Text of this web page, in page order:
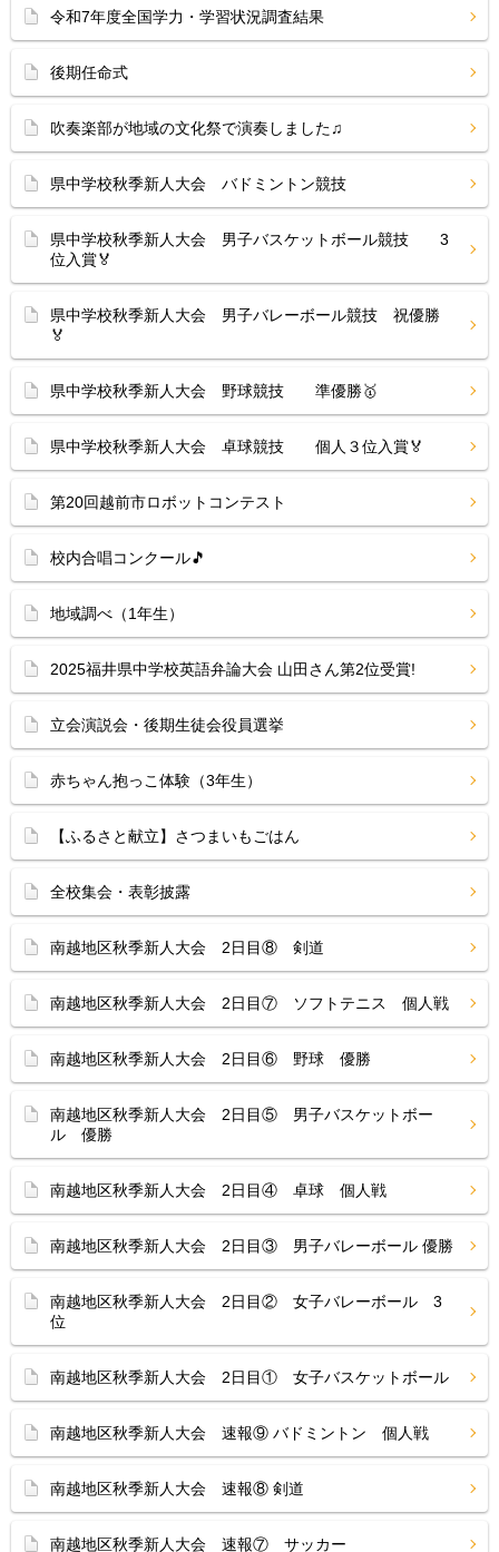
令和7年度全国学力・学習状況調査結果
後期任命式
吹奏楽部が地域の文化祭で演奏しました♫
県中学校秋季新人大会 バドミントン競技
県中学校秋季新人大会 男子バスケットボール競技 3
位入賞🏅
県中学校秋季新人大会 男子バレーボール競技 祝優勝
🏅
県中学校秋季新人大会 野球競技 準優勝🥇
県中学校秋季新人大会 卓球競技 個人３位入賞🏅
第20回越前市ロボットコンテスト
校内合唱コンクール🎵
地域調べ（1年生）
2025福井県中学校英語弁論大会 山田さん第2位受賞!
立会演説会・後期生徒会役員選挙
赤ちゃん抱っこ体験（3年生）
【ふるさと献立】さつまいもごはん
全校集会・表彰披露
南越地区秋季新人大会 2日目⑧ 剣道
南越地区秋季新人大会 2日目⑦ ソフトテニス 個人戦
南越地区秋季新人大会 2日目⑥ 野球 優勝
南越地区秋季新人大会 2日目⑤ 男子バスケットボー
ル 優勝
南越地区秋季新人大会 2日目④ 卓球 個人戦
南越地区秋季新人大会 2日目③ 男子バレーボール 優勝
南越地区秋季新人大会 2日目② 女子バレーボール 3
位
南越地区秋季新人大会 2日目① 女子バスケットボール
南越地区秋季新人大会 速報⑨ バドミントン 個人戦
南越地区秋季新人大会 速報⑧ 剣道
南越地区秋季新人大会 速報⑦ サッカー